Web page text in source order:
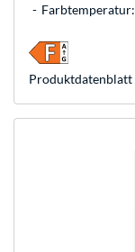
Produkt­datenblatt